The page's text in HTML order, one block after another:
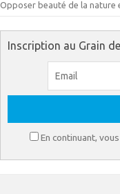
Opposer beauté de la nature
Inscription au Grain
En continuant,